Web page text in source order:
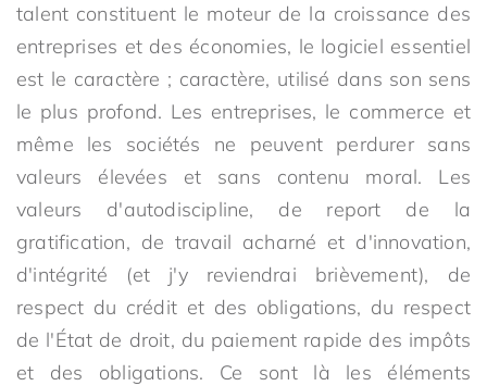
talent constituent le moteur de la croissance des
entreprises et des économies, le logiciel essentiel
est le caractère ; caractère, utilisé dans son sens
le plus profond. Les entreprises, le commerce et
même les sociétés ne peuvent perdurer sans
valeurs élevées et sans contenu moral. Les
valeurs d'autodiscipline, de report de la
gratification, de travail acharné et d'innovation,
d'intégrité (et j'y reviendrai brièvement), de
respect du crédit et des obligations, du respect
de l'État de droit, du paiement rapide des impôts
et des obligations. Ce sont là les éléments